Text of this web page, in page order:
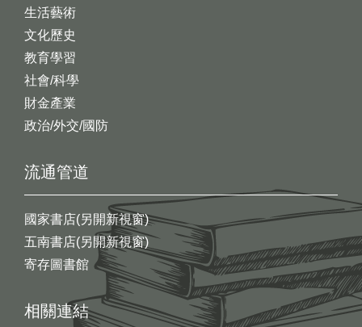
生活藝術
文化歷史
教育學習
社會/科學
財金產業
政治/外交/國防
流通管道
國家書店(另開新視窗)
五南書店(另開新視窗)
寄存圖書館
相關連結